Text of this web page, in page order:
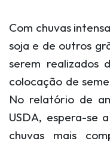
Com chuvas
soja e de outros
serem realizados
colocação de
No relatório de
USDA, espera-se
chuvas mais